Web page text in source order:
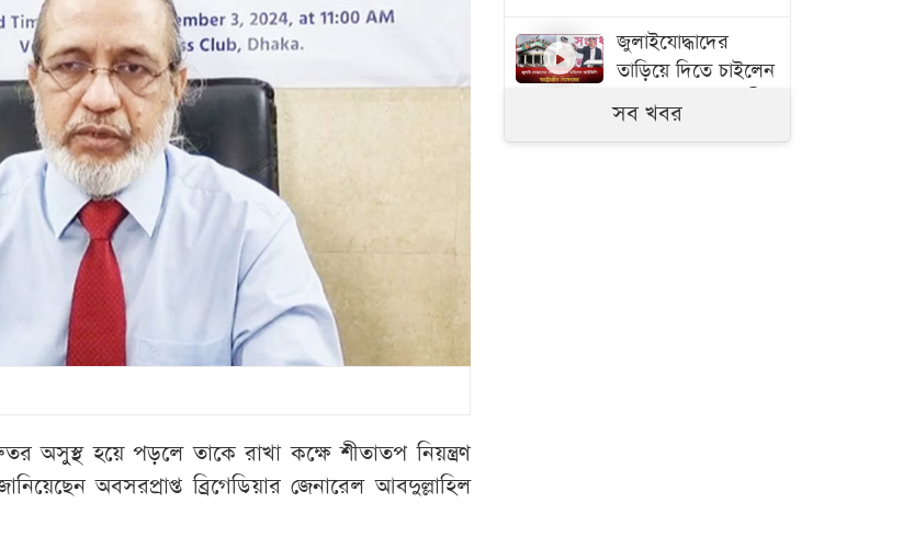
অসুস্থ হয়ে পড়লে তাকে রাখা কক্ষে শীতাতপ নিয়ন্ত্রণ
অবসরপ্রাপ্ত ব্রিগেডিয়ার জেনারেল আবদুল্লাহিল
জুলাইযোদ্ধাদের
তাড়িয়ে দিতে চাইলেন
আইজিপি, স্বরাষ্ট্রমন্ত্রীর
নিষেধাজ্ঞা!
সব খবর